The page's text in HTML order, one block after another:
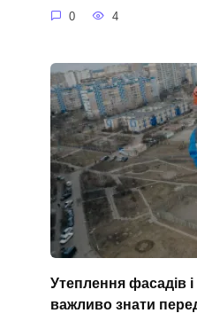
0 4
Утеплення фасадів
важливо знати